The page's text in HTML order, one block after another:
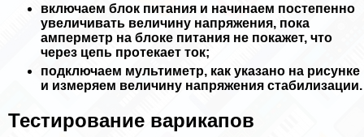
включаем блок питания и начинаем постепенно
увеличивать величину напряжения, пока
амперметр на блоке питания не покажет, что
через цепь протекает ток;
подключаем мультиметр, как указано на рисунке
и измеряем величину напряжения стабилизации.
Тестирование варикапов